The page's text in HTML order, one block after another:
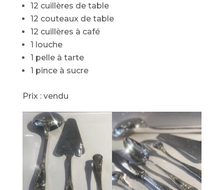
12 cuillères de table
12 couteaux de table
12 cuillères à café
1 louche
1 pelle à tarte
1 pince à sucre
Prix : vendu